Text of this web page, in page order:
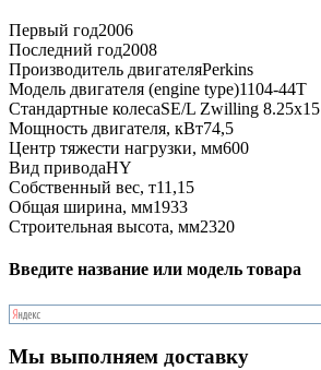
Первый год2006
Последний год2008
Производитель двигателяPerkins
Модель двигателя (engine type)1104-44T
Стандартные колесаSE/L Zwilling 8.25x15
Мощность двигателя, кВт74,5
Центр тяжести нагрузки, мм600
Вид приводаHY
Собственный вес, т11,15
Общая ширина, мм1933
Строительная высота, мм2320
Введите название или модель товара
Мы выполняем доставку